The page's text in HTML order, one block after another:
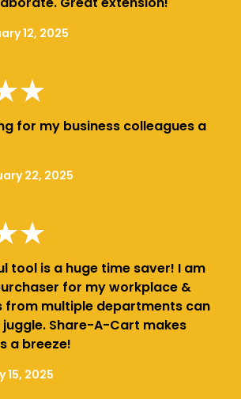
12, 2025
for my business colleagues a
22, 2025
tool is a huge time saver! I am
for my workplace &
from multiple departments can
Share-A-Cart makes
a breeze!
15, 2025